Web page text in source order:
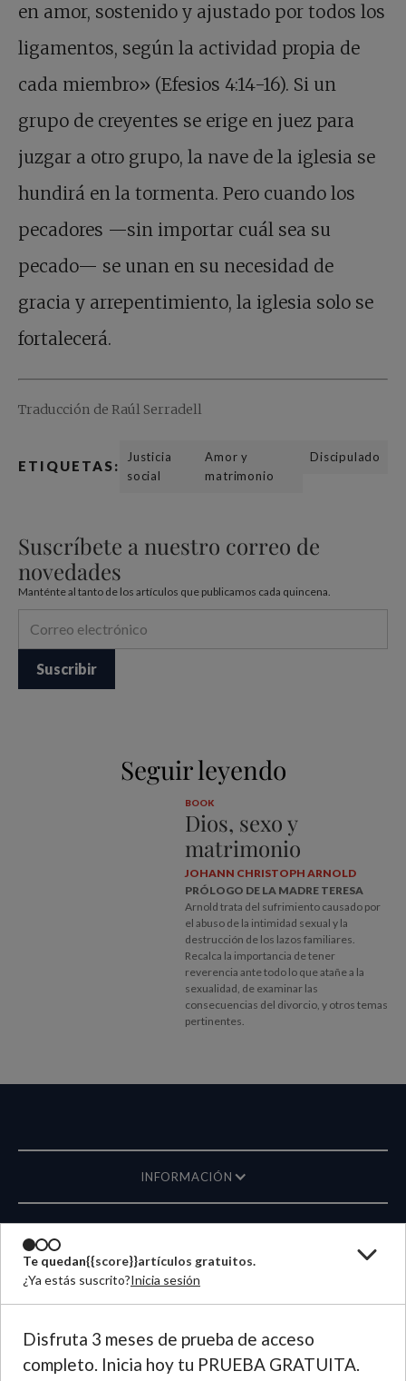
Te quedan{{score}}artículos gratuitos.
¿Ya estás suscrito?Inicia sesión
Disfruta 3 meses de prueba de acceso
completo. Inicia hoy tu PRUEBA GRATUITA.
en amor, sostenido y ajustado por todos los
ligamentos, según la actividad propia de
cada miembro» (Efesios 4:14-16). Si un
grupo de creyentes se erige en juez para
juzgar a otro grupo, la nave de la iglesia se
hundirá en la tormenta. Pero cuando los
pecadores —sin importar cuál sea su
pecado— se unan en su necesidad de
gracia y arrepentimiento, la iglesia solo se
fortalecerá.
Traducción de Raúl Serradell
ETIQUETAS:
Justicia
social
Amor y
matrimonio
Discipulado
Suscríbete a nuestro correo de
novedades
Manténte al tanto de los artículos que publicamos cada quincena.
Seguir leyendo
BOOK
Dios, sexo y
matrimonio
JOHANN CHRISTOPH ARNOLD
PRÓLOGO DE LA MADRE TERESA
Arnold trata del sufrimiento causado por
el abuso de la intimidad sexual y la
destrucción de los lazos familiares.
Recalca la importancia de tener
reverencia ante todo lo que atañe a la
sexualidad, de examinar las
consecuencias del divorcio, y otros temas
pertinentes.
INFORMACIÓN
REVISTA
ESCRÍBANOS
IDIOMA
© 2026 Plough Publishing House.